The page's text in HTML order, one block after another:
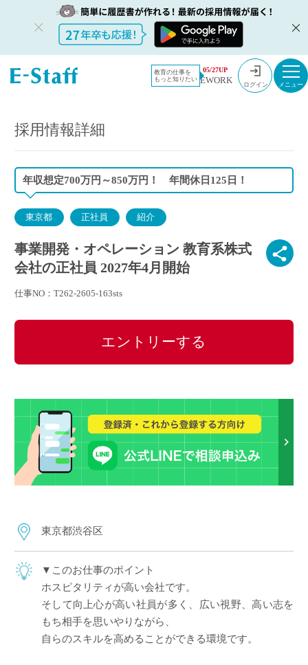
教育の仕事を
もっと知りたい
05/27UP
EWORK ログイン
教員採用情
報のイー・
採用情報
事業開発・オペレーション 教育系株式会社の正社員 2027年4月開始
採用情報詳細
年収想定700万円～850万円！ 年間休日125日！
東京都 正社員 紹介
事業開発・オペレーション 教育系株式
会社の正社員 2027年4月開始
仕事NO：T262-2605-163sts
エントリーする
東京都渋谷区
▼このお仕事のポイント
ホスピタリティが高い会社です。
そして向上心が高い社員が多く、広い視野、高い志を
もち相手を思いやりながら、
自らのスキルを高めることができる環境です。